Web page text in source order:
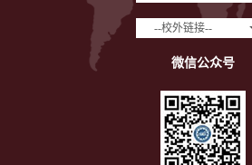
--校外链接--
微信公众号